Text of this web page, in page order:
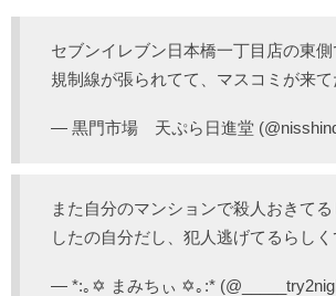
セブンイレブン日本橋一丁目店の東側
規制線が張られてて、マスコミが来て
— 黒門市場 天ぷら日進堂
また自分のマンションで殺人おきて
したの自分だし、犯人逃げてるらし
— *:｡✡ まみちぃ ✡｡:*